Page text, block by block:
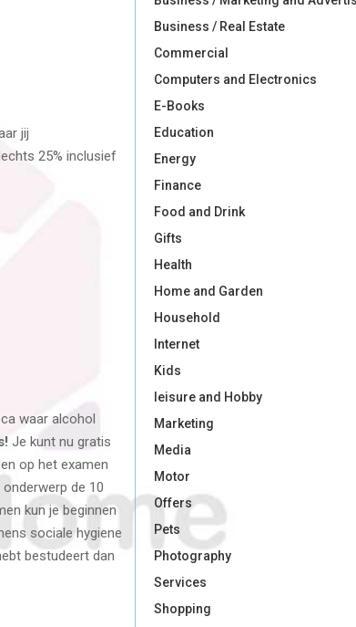
jij
25% inclusief
waar alcohol
Je kunt nu gratis
op het examen
de 10
kun je beginnen
sociale hygiene
bestudeert dan
Business / Real Estate
Commercial
Computers and Electronics
E-Books
Education
Energy
Finance
Food and Drink
Gifts
Health
Home and Garden
Household
Internet
Kids
leisure and Hobby
Marketing
Media
Motor
Offers
Pets
Photography
Services
Shopping